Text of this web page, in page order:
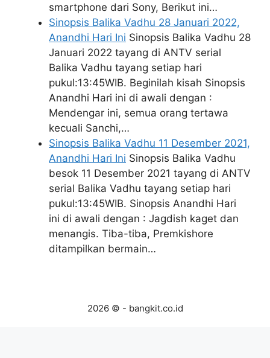
smartphone dari Sony, Berikut ini…
Sinopsis Balika Vadhu 28 Januari 2022,
Anandhi Hari Ini Sinopsis Balika Vadhu 28
Januari 2022 tayang di ANTV serial
Balika Vadhu tayang setiap hari
pukul:13:45WIB. Beginilah kisah Sinopsis
Anandhi Hari ini di awali dengan :
Mendengar ini, semua orang tertawa
kecuali Sanchi,…
Sinopsis Balika Vadhu 11 Desember 2021,
Anandhi Hari Ini Sinopsis Balika Vadhu
besok 11 Desember 2021 tayang di ANTV
serial Balika Vadhu tayang setiap hari
pukul:13:45WIB. Sinopsis Anandhi Hari
ini di awali dengan : Jagdish kaget dan
menangis. Tiba-tiba, Premkishore
ditampilkan bermain…
2026 © - bangkit.co.id